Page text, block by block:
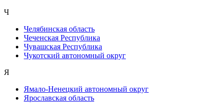
Ч
Челябинская область
Чеченская Республика
Чувашская Республика
Чукотский автономный округ
Я
Ямало-Ненецкий автономный округ
Ярославская область